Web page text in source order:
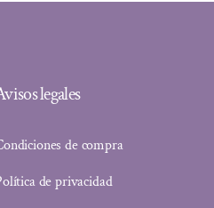
legales
de compra
de privacidad